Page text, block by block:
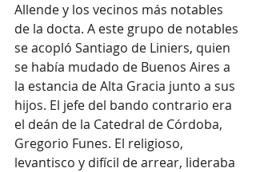
Allende y los vecinos más notables
de la docta. A este grupo de notables
se acopló Santiago de Liniers, quien
se había mudado de Buenos Aires a
la estancia de Alta Gracia junto a sus
hijos. El jefe del bando contrario era
el deán de la Catedral de Córdoba,
Gregorio Funes. El religioso,
levantisco y difícil de arrear, lideraba